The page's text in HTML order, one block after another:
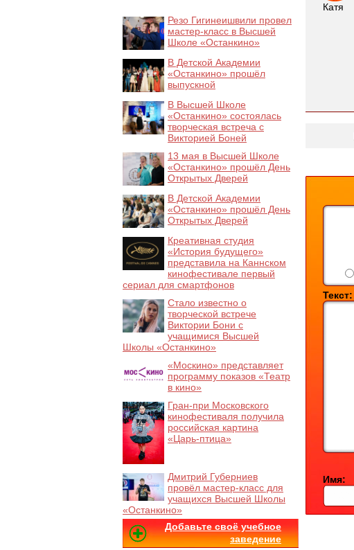
Катя
Текст:
Имя:
Резо Гигинеишвили провел
мастер-класс в Высшей
Школе «Останкино»
В Детской Академии
«Останкино» прошёл
выпускной
В Высшей Школе
«Останкино» состоялась
творческая встреча с
Викторией Боней
13 мая в Высшей Школе
«Останкино» прошёл День
Открытых Дверей
В Детской Академии
«Останкино» прошёл День
Открытых Дверей
Креативная студия
«История будущего»
представила на Каннском
кинофестивале первый
сериал для смартфонов
Стало известно о
творческой встрече
Виктории Бони с
учащимися Высшей
Школы «Останкино»
«Москино» представляет
программу показов «Театр
в кино»
Гран-при Московского
кинофестиваля получила
российская картина
«Царь-птица»
Дмитрий Губерниев
провёл мастер-класс для
учащихся Высшей Школы
«Останкино»
Добавьте своё учебное
заведение